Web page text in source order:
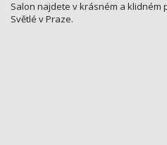
Salon najdete v krásném a klidném
Světlé v Praze.